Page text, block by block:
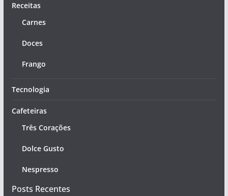
Receitas
Carnes
Doces
Frango
Tecnologia
Cafeteiras
Três Corações
Dolce Gusto
Nespresso
Posts Recentes